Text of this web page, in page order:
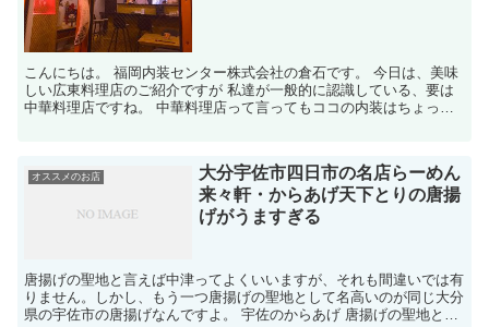
こんにちは。 福岡内装センター株式会社の倉石です。 今日は、美味
しい広東料理店のご紹介ですが 私達が一般的に認識している、要は
中華料理店ですね。 中華料理店って言ってもココの内装はちょっと
オススメのお店
大分宇佐市四日市の名店らーめん
来々軒・からあげ天下とりの唐揚
げがうますぎる
唐揚げの聖地と言えば中津ってよくいいますが、それも間違いでは有
りません。しかし、もう一つ唐揚げの聖地として名高いのが同じ大分
県の宇佐市の唐揚げなんですよ。 宇佐のからあげ 唐揚げの聖地とし